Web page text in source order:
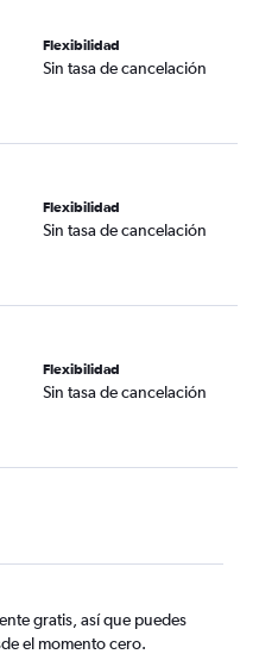
Flexibilidad
Sin tasa de cancelación
Flexibilidad
Sin tasa de cancelación
Flexibilidad
Sin tasa de cancelación
gratis, así que puedes
el momento cero.